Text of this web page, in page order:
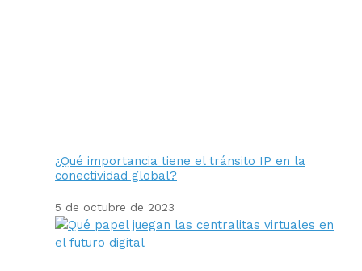
¿Qué importancia tiene el tránsito IP en la
conectividad global?
5 de octubre de 2023